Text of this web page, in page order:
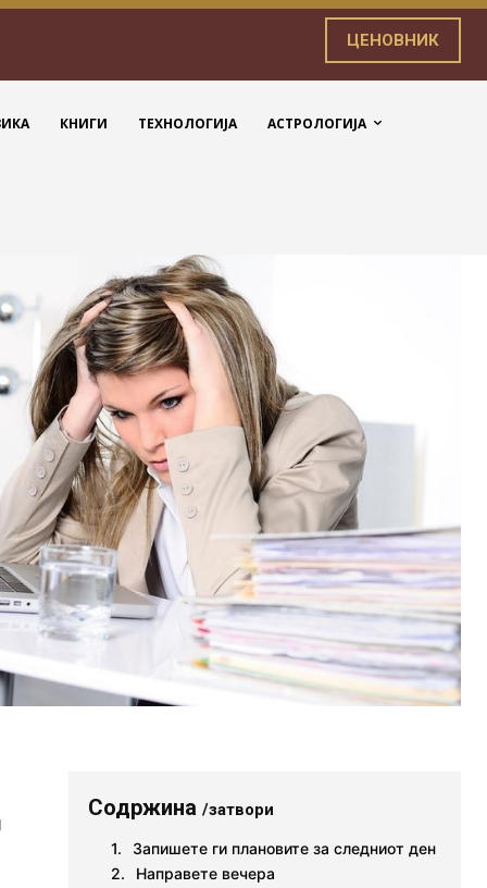
ЦЕНОВНИК
КНИГИ ТЕХНОЛОГИЈА АСТРОЛОГИЈА
Содржина/затвори
Запишете ги плановите за следниот ден
Направете вечера